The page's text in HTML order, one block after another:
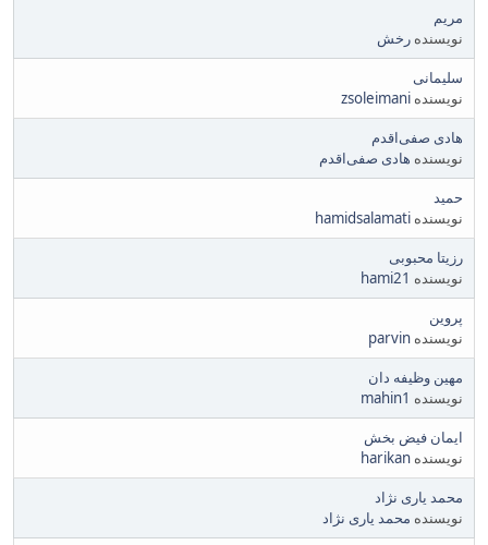
مریم
نویسنده رخش
سلیمانی
نویسنده zsoleimani
هادی صفی‌اقدم
نویسنده هادی صفی‌اقدم
حمید
نویسنده hamidsalamati
رزیتا محبوبی
نویسنده hami21
پروین
نویسنده parvin
مهین وظیفه دان
نویسنده mahin1
ایمان فیض بخش
نویسنده harikan
محمد یاری نژاد
نویسنده محمد یاری نژاد